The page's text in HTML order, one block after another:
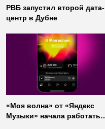
РВБ запустил второй дата-
центр в Дубне
«Моя волна» от «Яндекс
Музыки» начала работать